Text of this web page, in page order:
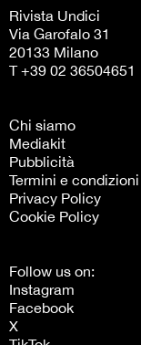
Rivista Undici
Via Garofalo 31
20133 Milano
T +39 02 36504651
Chi siamo
Mediakit
Pubblicità
Termini e condizioni
Privacy Policy
Cookie Policy
Follow us on:
Instagram
Facebook
X